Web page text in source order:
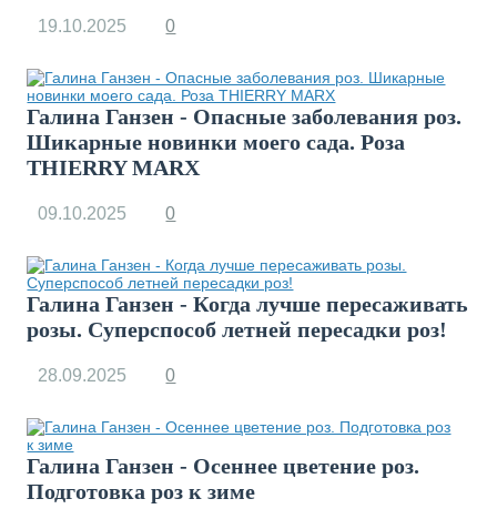
19.10.2025 0
Галина Ганзен - Опасные заболевания роз.
Шикарные новинки моего сада. Роза
THIERRY MARX
09.10.2025 0
Галина Ганзен - Когда лучше пересаживать
розы. Суперспособ летней пересадки роз!
28.09.2025 0
Галина Ганзен - Осеннее цветение роз.
Подготовка роз к зиме